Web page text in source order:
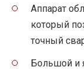
Аппарат
который
точный
Большой и